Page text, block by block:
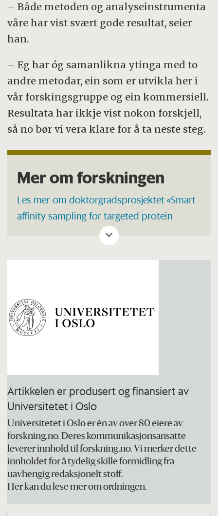
– Både metoden og analyseinstrumenta
våre har vist svært gode resultat, seier
han.
– Eg har óg samanlikna ytinga med to
andre metodar, ein som er utvikla her i
vår forskingsgruppe og ein kommersiell.
Resultata har ikkje vist nokon forskjell,
så no bør vi vera klare for å ta neste steg.
Mer om forskningen
Les mer om doktorgradsprosjektet «Smart
affinity sampling for targeted protein
analysis: advancing from concept towards
application» på UiO sine sider her.
Reubsaet, saman med professor Trine
Grønhaug Halvorsen.
Artikkelen er produsert og finansiert av
Universitetet i Oslo
Universitetet i Oslo er én av over 80 eiere av
forskning.no. Deres kommunikasjonsansatte
leverer innhold til forskning.no. Vi merker dette
innholdet for å tydelig skille formidling fra
uavhengig redaksjonelt stoff.
Her kan du lese mer om ordningen.